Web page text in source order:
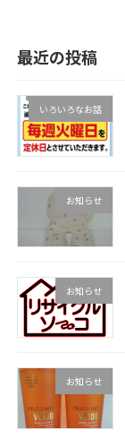
最近の投稿
いろいろなお話
お知らせ
お知らせ
お知らせ